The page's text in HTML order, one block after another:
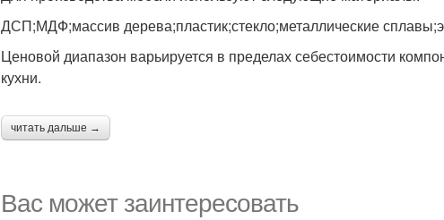
ДСП;МДФ;массив дерева;пластик;стекло;металлические
Ценовой диапазон варьируется в пределах себестоимости
кухни.
читать дальше →
Вас может заинтересовать